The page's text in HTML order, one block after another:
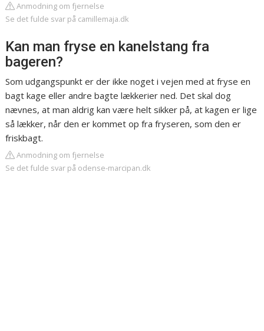
Anmodning om fjernelse
Se det fulde svar på camillemaja.dk
Kan man fryse en kanelstang fra
bageren?
Som udgangspunkt er der ikke noget i vejen med at fryse en
bagt kage eller andre bagte lækkerier ned. Det skal dog
nævnes, at man aldrig kan være helt sikker på, at kagen er lige
så lækker, når den er kommet op fra fryseren, som den er
friskbagt.
Anmodning om fjernelse
Se det fulde svar på odense-marcipan.dk